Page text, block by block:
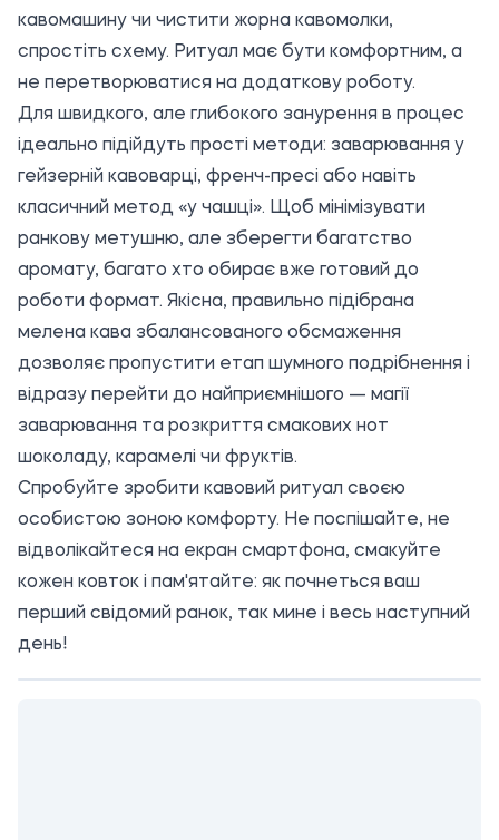
кавомашину чи чистити жорна кавомолки,
спростіть схему. Ритуал має бути комфортним, а
не перетворюватися на додаткову роботу.
Для швидкого, але глибокого занурення в процес
ідеально підійдуть прості методи: заварювання у
гейзерній кавоварці, френч-пресі або навіть
класичний метод «у чашці». Щоб мінімізувати
ранкову метушню, але зберегти багатство
аромату, багато хто обирає вже готовий до
роботи формат. Якісна, правильно підібрана
мелена кава збалансованого обсмаження
дозволяє пропустити етап шумного подрібнення і
відразу перейти до найприємнішого — магії
заварювання та розкриття смакових нот
шоколаду, карамелі чи фруктів.
Спробуйте зробити кавовий ритуал своєю
особистою зоною комфорту. Не поспішайте, не
відволікайтеся на екран смартфона, смакуйте
кожен ковток і пам'ятайте: як почнеться ваш
перший свідомий ранок, так мине і весь наступний
день!